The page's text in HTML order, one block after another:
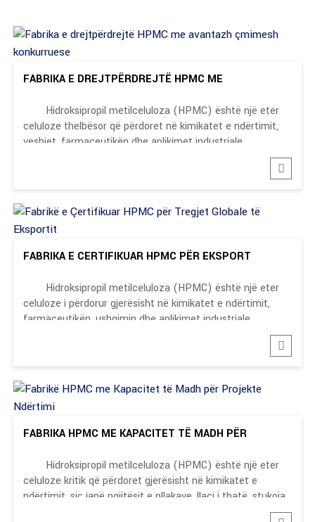
FABRIKA E DREJTPËRDREJTË HPMC ME
Hidroksipropil metilceluloza (HPMC) është një eter
celuloze thelbësor që përdoret në kimikatet e ndërtimit,
veshjet, farmaceutikën dhe aplikimet industriale.
FABRIKA E CERTIFIKUAR HPMC PËR EKSPORT
Hidroksipropil metilceluloza (HPMC) është një eter
celuloze i përdorur gjerësisht në kimikatet e ndërtimit,
farmaceutikën, ushqimin dhe aplikimet industriale.
FABRIKA HPMC ME KAPACITET TË MADH PËR
Hidroksipropil metilceluloza (HPMC) është një eter
celuloze kritik që përdoret gjerësisht në kimikatet e
ndërtimit, siç janë ngjitësit e pllakave, llaçi i thatë, stukoja